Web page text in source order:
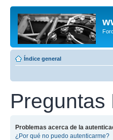
Índice general
Preguntas
Problemas acerca de la
¿Por qué no puedo autenticarme?